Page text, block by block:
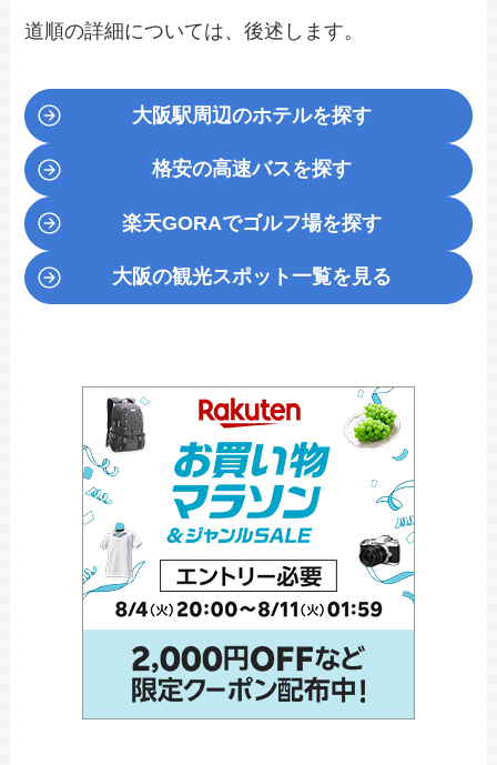
道順の詳細については、後述します。
大阪駅周辺のホテルを探す
格安の高速バスを探す
楽天GORAでゴルフ場を探す
大阪の観光スポット一覧を見る